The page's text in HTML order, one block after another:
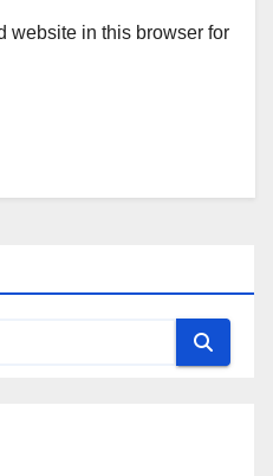
website in this browser for